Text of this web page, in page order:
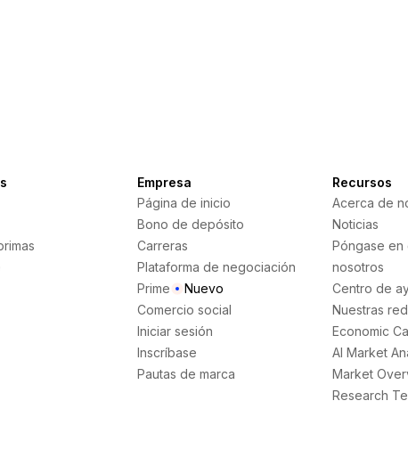
Empresa
Página de inicio
Bono de depósito
Carreras
Plataforma de negociación
Prime
Nuevo
Comercio social
Iniciar sesión
Inscríbase
Pautas de marca
Recursos
Acerca de
Noticias
Póngase en
nosotros
Centro de
Nuestras
Economic
AI Market
Market
Research